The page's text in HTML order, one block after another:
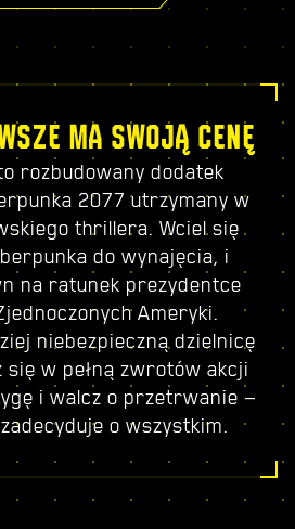
MA SWOJĄ CENĘ
rozbudowany dodatek
2077 utrzymany w
thrillera. Wciel się
do wynajęcia, i
na ratunek prezydentce
Ameryki.
niebezpieczną dzielnicę
się w pełną zwrotów akcji
i walcz o przetrwanie —
o wszystkim.